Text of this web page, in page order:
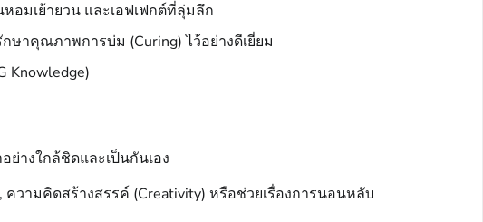
มเย้ายวน และเอฟเฟกต์ที่ลุ่มลึก
าคุณภาพการบ่ม (Curing) ไว้อย่างดีเยี่ยม
Knowledge)
างใกล้ชิดและเป็นกันเอง
วามคิดสร้างสรรค์ (Creativity) หรือช่วยเรื่องการนอนหลับ